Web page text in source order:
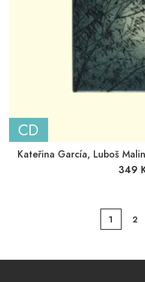
CD
Kateřina García, Luboš
349
1 2